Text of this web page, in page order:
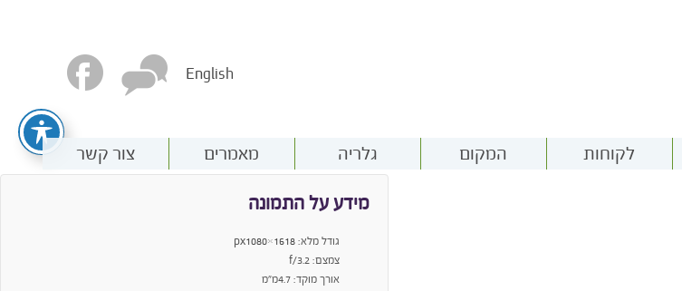
English
לקוחות המקום גלריה מאמרים צור קשר
מידע על התמונה
גודל מלא: 1618×1080
px
צמצם: f/3.2
אורך מוקד: 4.7מ"מ